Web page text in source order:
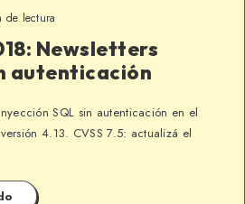
de lectura
Newsletters
autenticación
SQL sin autenticación en el
4.13. CVSS 7.5: actualizá el